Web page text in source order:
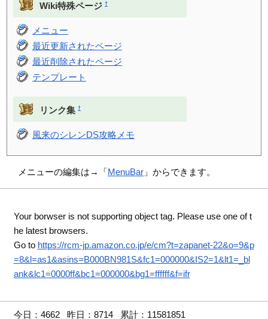
Wiki特殊ページ †
メニュー
最近更新されたページ
最近削除されたページ
テンプレート
リンク集 †
風来のシレンDS攻略メモ
メニューの編集は→「 MenuBar 」からできます。
Your borwser is not supporting object tag. Please use one of t
he latest browsers.
Go to https://rcm-jp.amazon.co.jp/e/cm?t=zapanet-22&o=9&p
=8&l=as1&asins=B000BN981S&fc1=000000&IS2=1&lt1=_bl
ank&lc1=0000ff&bc1=000000&bg1=ffffff&f=ifr
今日：4662 昨日：8714 累計：11581851